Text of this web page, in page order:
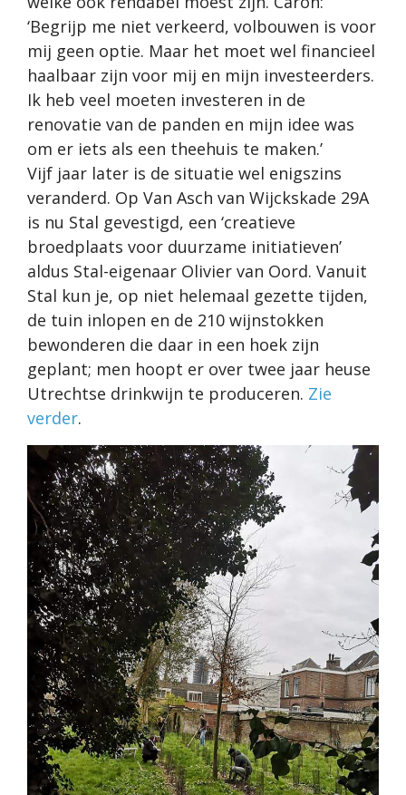
‘Begrijp me niet verkeerd, volbouwen is voor
mij geen optie. Maar het moet wel financieel
haalbaar zijn voor mij en mijn investeerders.
Ik heb veel moeten investeren in de
renovatie van de panden en mijn idee was
om er iets als een theehuis te maken.’
Vijf jaar later is de situatie wel enigszins
veranderd. Op Van Asch van Wijckskade 29A
is nu Stal gevestigd, een ‘creatieve
broedplaats voor duurzame initiatieven’
aldus Stal-eigenaar Olivier van Oord. Vanuit
Stal kun je, op niet helemaal gezette tijden,
de tuin inlopen en de 210 wijnstokken
bewonderen die daar in een hoek zijn
geplant; men hoopt er over twee jaar heuse
Utrechtse drinkwijn te produceren. Zie
verder.